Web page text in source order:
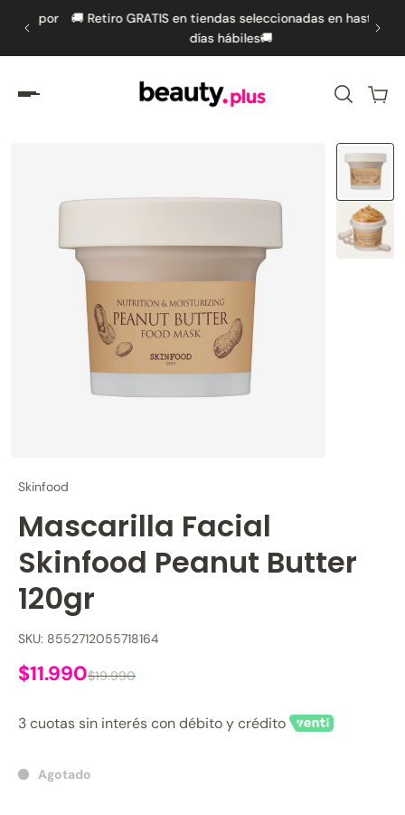
al contenido
🚚 Retiro GRATIS en tiendas seleccionadas en hasta 5
días hábiles🚚
Skinfood
Mascarilla Facial
Skinfood Peanut Butter
120gr
SKU: 8552712055718164
$11.990$19.990
3 cuotas sin interés con débito y crédito
Agotado